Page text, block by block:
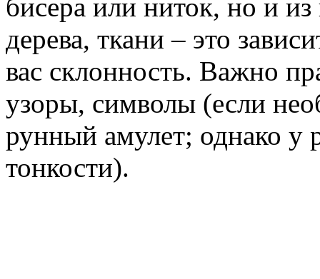
бисера или ниток, но и
дерева, ткани – это
вас склонность. Важно
узоры, символы (если
рунный амулет; однако у
тонкости).